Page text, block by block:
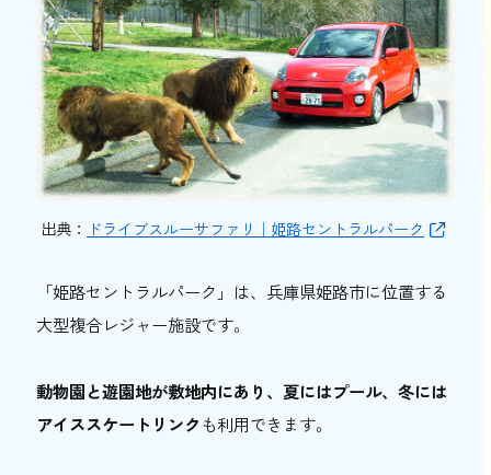
「姫路市おでかけ商品券」を姫路セントラ
ルパークで使うとどうなる？
「姫路市おでかけ商品券」とは？
「姫路市おでかけ商品券」の使用方法
姫路セントラルパークの割引・制度に関する
よくある質問
コンビニの前売り券で割引は受けられる？
姫路セントラルパークを利用する際はどの
方法が一番安くなる？
ルパークを楽しもう！
出典： ドライブスルーサファリ｜姫路セントラルパーク
「姫路セントラルパーク」は、兵庫県姫路市に位置する
大型複合レジャー施設です。
動物園と遊園地が敷地内にあり、夏にはプール、冬には
アイススケートリンクも利用できます。